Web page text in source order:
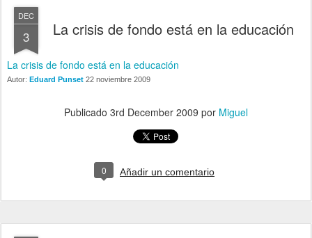
DEC
3 La crisis de fondo está en la educación
La crisis de fondo está en la educación
Autor: Eduard Punset 22 noviembre 2009
Publicado 3rd December 2009 por Miguel
0 Añadir un comentario